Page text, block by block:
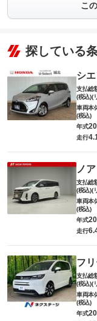
こ
探している
シ
支払総
(税込)(
車両本
(税込)
年式
走行
ノア
支払総
(税込)(
車両本
(税込)
年式
走行
フ
支払総
(税込)(
車両本
(税込)
年式